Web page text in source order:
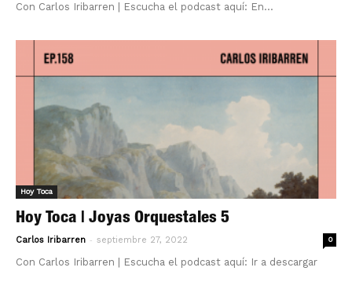
Con Carlos Iribarren | Escucha el podcast aquí: En...
Hoy Toca
Hoy Toca | Joyas Orquestales 5
Carlos Iribarren - septiembre 27, 2022 0
Con Carlos Iribarren | Escucha el podcast aquí: Ir a descargar